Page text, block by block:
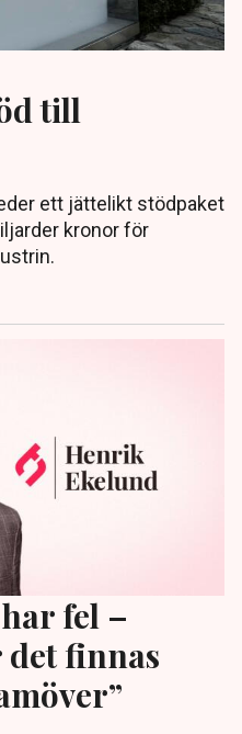
till
ett jättelikt stödpaket
kronor för
fel –
finnas